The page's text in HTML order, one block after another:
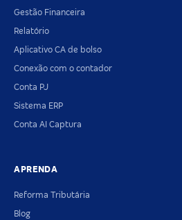
Gestão Financeira
Relatório
Aplicativo CA de bolso
Conexão com o contador
Conta PJ
Sistema ERP
Conta AI Captura
APRENDA
Reforma Tributária
Blog